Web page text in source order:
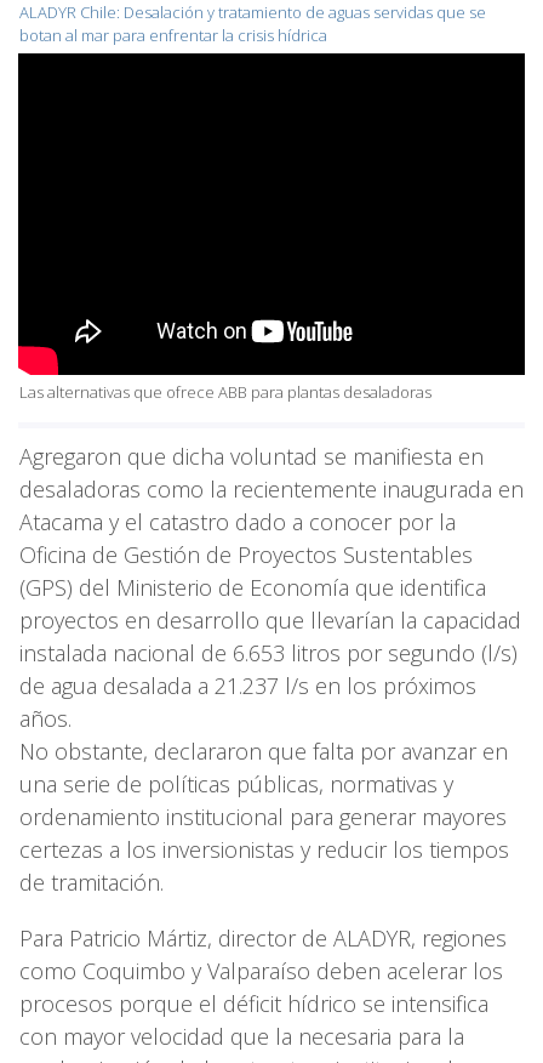
ALADYR Chile: Desalación y tratamiento de aguas servidas que se
botan al mar para enfrentar la crisis hídrica
Las alternativas que ofrece ABB para plantas desaladoras
Agregaron que dicha voluntad se manifiesta en
desaladoras como la recientemente inaugurada en
Atacama y el catastro dado a conocer por la
Oficina de Gestión de Proyectos Sustentables
(GPS) del Ministerio de Economía que identifica
proyectos en desarrollo que llevarían la capacidad
instalada nacional de 6.653 litros por segundo (l/s)
de agua desalada a 21.237 l/s en los próximos
años.
No obstante, declararon que falta por avanzar en
una serie de políticas públicas, normativas y
ordenamiento institucional para generar mayores
certezas a los inversionistas y reducir los tiempos
de tramitación.
Para Patricio Mártiz, director de ALADYR, regiones
como Coquimbo y Valparaíso deben acelerar los
procesos porque el déficit hídrico se intensifica
con mayor velocidad que la necesaria para la